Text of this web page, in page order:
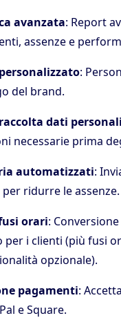
avanzata: Report
assenze e
:
del brand.
dati
necessarie prima
automatizzati:
ridurre le assenze.
orari:
per i clienti (più fusi
opzionale).
pagamenti:
e Square.